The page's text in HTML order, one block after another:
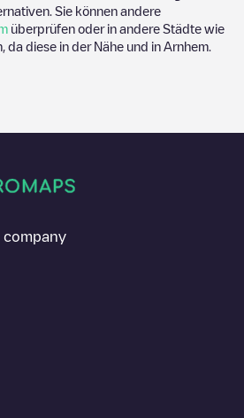
Sie können andere
überprüfen oder in andere Städte wie
da diese in der Nähe und in Arnhem
company